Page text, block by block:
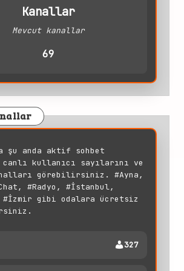
Kanallar
Mevcut kanallar
69
şu anda aktif sohbet
kullanıcı sayılarını ve
görebilirsiniz. #Ayna,
#Radyo, #İstanbul,
#İzmir gibi odalara ücretsiz
327